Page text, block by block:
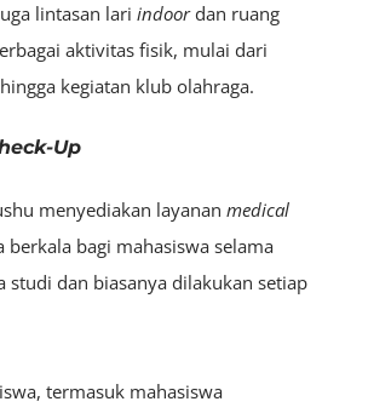
lintasan lari indoordan ruang
aktivitas fisik, mulai dari
kegiatan klub olahraga.
Up
menyediakan layanan medical
berkala bagi mahasiswa selama
studi dan biasanya dilakukan setiap
termasuk mahasiswa